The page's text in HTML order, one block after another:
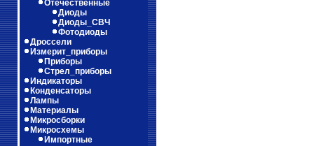
Отечественные
Диоды
Диоды_СВЧ
Фотодиоды
Дроссели
Измерит_приборы
Приборы
Стрел_приборы
Индикаторы
Конденсаторы
Лампы
Материалы
Микросборки
Микросхемы
Импортные